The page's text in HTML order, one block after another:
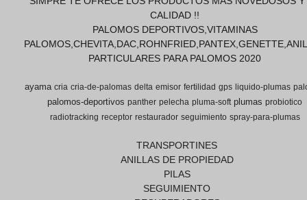
CALIDAD !!
PALOMOS DEPORTIVOS,VITAMINAS
PARTICULARES PARA PALOMOS 2020
ayama cria cria-de-palomas delta emisor fertilidad gps liquido-plumas
palomos-deportivos panther pelecha pluma-soft plumas probiotico
radiotracking receptor restaurador seguimiento spray-para-plumas
TRANSPORTINES
ANILLAS DE PROPIEDAD
PILAS
SEGUIMIENTO